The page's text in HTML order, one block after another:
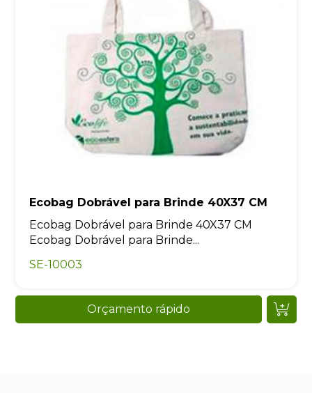
Ecobag Dobrável para Brinde 40X37 CM
Ecobag Dobrável para Brinde 40X37 CM
Ecobag Dobrável para Brinde...
SE-10003
Orçamento rápido